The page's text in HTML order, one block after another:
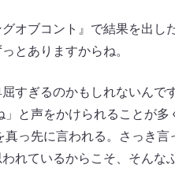
オブコント』で結果を出し
とありますからね。
ぎるのかもしれないんで
と声をかけられることが
真っ先に言われる。さっき
れているからこそ、そん